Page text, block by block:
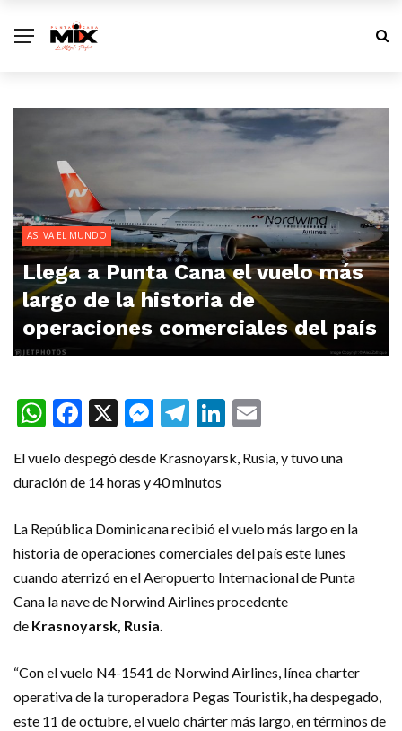
ASI VA EL MUNDO
Llega a Punta Cana el vuelo más
largo de la historia de
operaciones comerciales del país
WhatsApp
Facebook
X Messenger
Telegram
LinkedIn
El vuelo despegó desde Krasnoyarsk, Rusia, y tuvo una
duración de 14 horas y 40 minutos
La República Dominicana recibió el vuelo más largo en la
historia de operaciones comerciales del país este lunes
cuando aterrizó en el Aeropuerto Internacional de Punta
Cana la nave de Norwind Airlines procedente
de Krasnoyarsk, Rusia.
“Con el vuelo N4-1541 de Norwind Airlines, línea charter
operativa de la turoperadora Pegas Touristik, ha despegado,
este 11 de octubre, el vuelo chárter más largo, en términos de